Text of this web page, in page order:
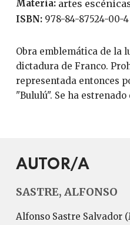
Materia: artes
ISBN: 978-84-87524-00-4
Obra emblemática de la lucha intelectual contra la
dictadura de Franco.
representada entonces
"Bululú". Se ha
AUTOR/A
SASTRE, ALFONSO
Alfonso Sastre Salvador